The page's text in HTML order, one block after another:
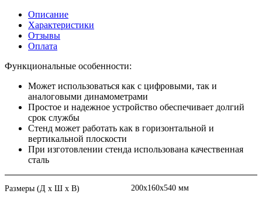
Описание
Характеристики
Отзывы
Оплата
Функциональные особенности:
Может использоваться как с цифровыми, так и
аналоговыми динамометрами
Простое и надежное устройство обеспечивает долгий
срок службы
Стенд может работать как в горизонтальной и
вертикальной плоскости
При изготовлении стенда использована качественная
сталь
Размеры (Д х Ш х В) 200x160x540 мм